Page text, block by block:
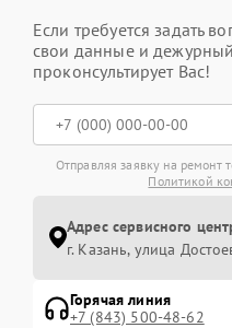
Если требуется задать
свои данные и
проконсультирует Вас!
Отправляя заявку на ремонт
Политикой
Адрес сервисного
г. Казань, улица
Горячая линия
+7 (843) 500-48-62